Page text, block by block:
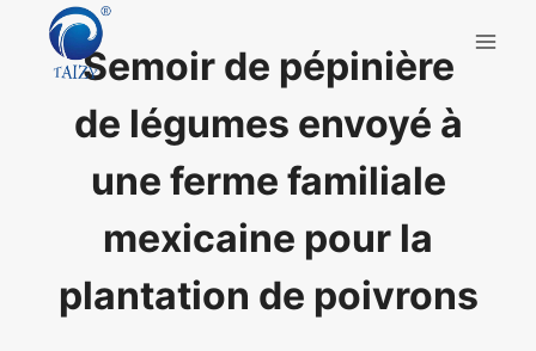
contenu Semoir de pépinière
de légumes envoyé à
une ferme familiale
mexicaine pour la
plantation de poivrons